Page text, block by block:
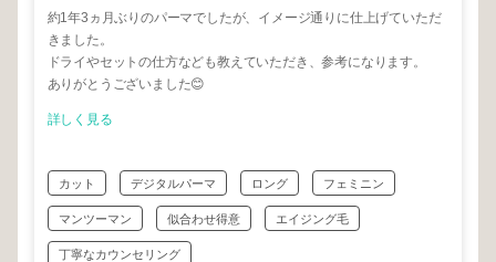
約1年3ヵ月ぶりのパーマでしたが、イメージ通りに仕上げていただ
きました。
ドライやセットの仕方なども教えていただき、参考になります。
ありがとうございました😊
詳しく見る
カット デジタルパーマ ロング フェミニン
マンツーマン 似合わせ得意 エイジング毛
丁寧なカウンセリング